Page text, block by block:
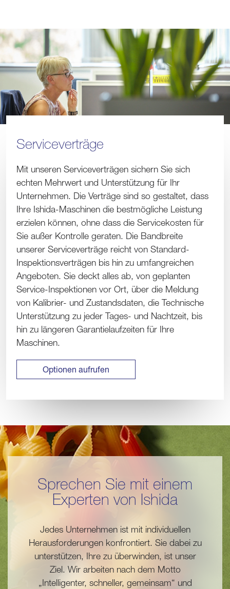
Serviceverträge
Mit unseren Serviceverträgen sichern Sie sich
echten Mehrwert und Unterstützung für Ihr
Unternehmen. Die Verträge sind so gestaltet, dass
Ihre Ishida-Maschinen die bestmögliche Leistung
erzielen können, ohne dass die Servicekosten für
Sie außer Kontrolle geraten. Die Bandbreite
unserer Serviceverträge reicht von Standard-
Inspektionsverträgen bis hin zu umfangreichen
Angeboten. Sie deckt alles ab, von geplanten
Service-Inspektionen vor Ort, über die Meldung
von Kalibrier- und Zustandsdaten, die Technische
Unterstützung zu jeder Tages- und Nachtzeit, bis
hin zu längeren Garantielaufzeiten für Ihre
Maschinen.
Optionen aufrufen
Sprechen Sie mit einem
Experten von Ishida
Jedes Unternehmen ist mit individuellen
Herausforderungen konfrontiert. Sie dabei zu
unterstützen, Ihre zu überwinden, ist unser
Ziel. Wir arbeiten nach dem Motto
„Intelligenter, schneller, gemeinsam“ und